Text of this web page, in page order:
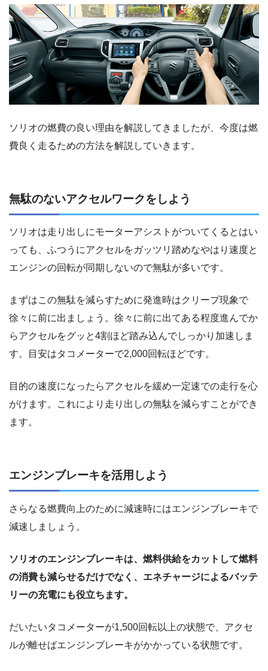
ソリオの燃費の良い理由を解説してきましたが、今度は燃
費良く走るための方法を解説していきます。
無駄のないアクセルワークをしよう
ソリオは走り出しにモーターアシストがついてくるとはい
っても、ふつうにアクセルをガッツリ踏めなやはり速度と
エンジンの回転が同期しないので無駄が多いです。
まずはこの無駄を減らすために発進時はクリープ現象で
徐々に前に出ましょう。徐々に前に出てある程度進んでか
らアクセルをグッと4割ほど踏み込んでしっかり加速しま
す。目安はタコメーターで2,000回転ほどです。
目的の速度になったらアクセルを緩め一定速での走行を心
がけます。これにより走り出しの無駄を減らすことができ
ます。
エンジンブレーキを活用しよう
さらなる燃費向上のために減速時にはエンジンブレーキで
減速しましょう。
ソリオのエンジンブレーキは、燃料供給をカットして燃料
の消費も減らせるだけでなく、エネチャージによるバッテ
リーの充電にも役立ちます。
だいたいタコメーターが1,500回転以上の状態で、アクセ
ルが離せばエンジンブレーキがかかっている状態です。